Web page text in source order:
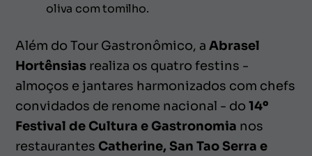
oliva com tomilho.
Além doTour Gastronômico, a Abrasel
Hortênsias realiza os quatro festins -
almoços e jantares harmonizados com chefs
convidados de renome nacional - do 14º
Festival de Cultura e Gastronomia nos
restaurantes Catherine, San Tao Serra e